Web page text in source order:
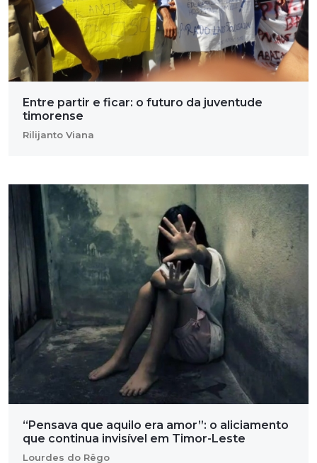
Entre partir e ficar: o futuro da juventude
timorense
Rilijanto Viana
“Pensava que aquilo era amor”: o aliciamento
que continua invisível em Timor-Leste
Lourdes do Rêgo